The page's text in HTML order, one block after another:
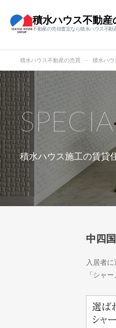
積水ハウス不動産
不動産の売却査定なら積水ハウス不動
積水ハウス不動産の売買 積水ハウ
積水ハウス施工の賃貸
中四
入居者
「シャ